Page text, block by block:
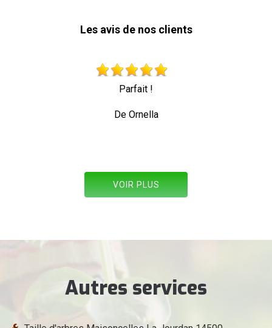
Les avis de nos clients
Très beau travail personne professionnelle qui
VOIR PLUS
Autres services